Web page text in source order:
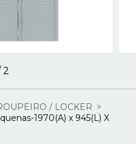
2
/ LOCKER >
1970(A) x 945(L) X